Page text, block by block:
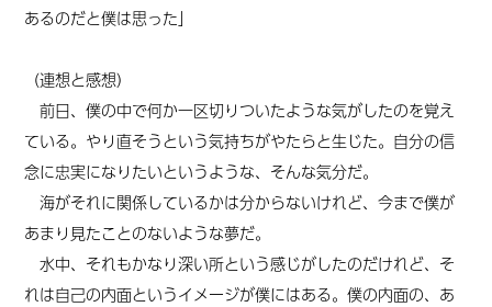
あるのだと僕は思った」
（連想と感想）
前日、僕の中で何か一区切りついたような気がしたのを覚え
ている。やり直そうという気持ちがやたらと生じた。自分の信
念に忠実になりたいというような、そんな気分だ。
海がそれに関係しているかは分からないけれど、今まで僕が
あまり見たことのないような夢だ。
水中、それもかなり深い所という感じがしたのだけれど、そ
れは自己の内面というイメージが僕にはある。僕の内面の、あ